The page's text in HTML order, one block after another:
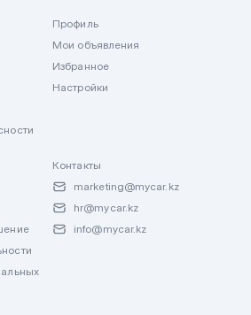
Профиль
Мои объявления
Избранное
Настройки
Контакты
marketing@mycar.kz
hr@mycar.kz
info@mycar.kz